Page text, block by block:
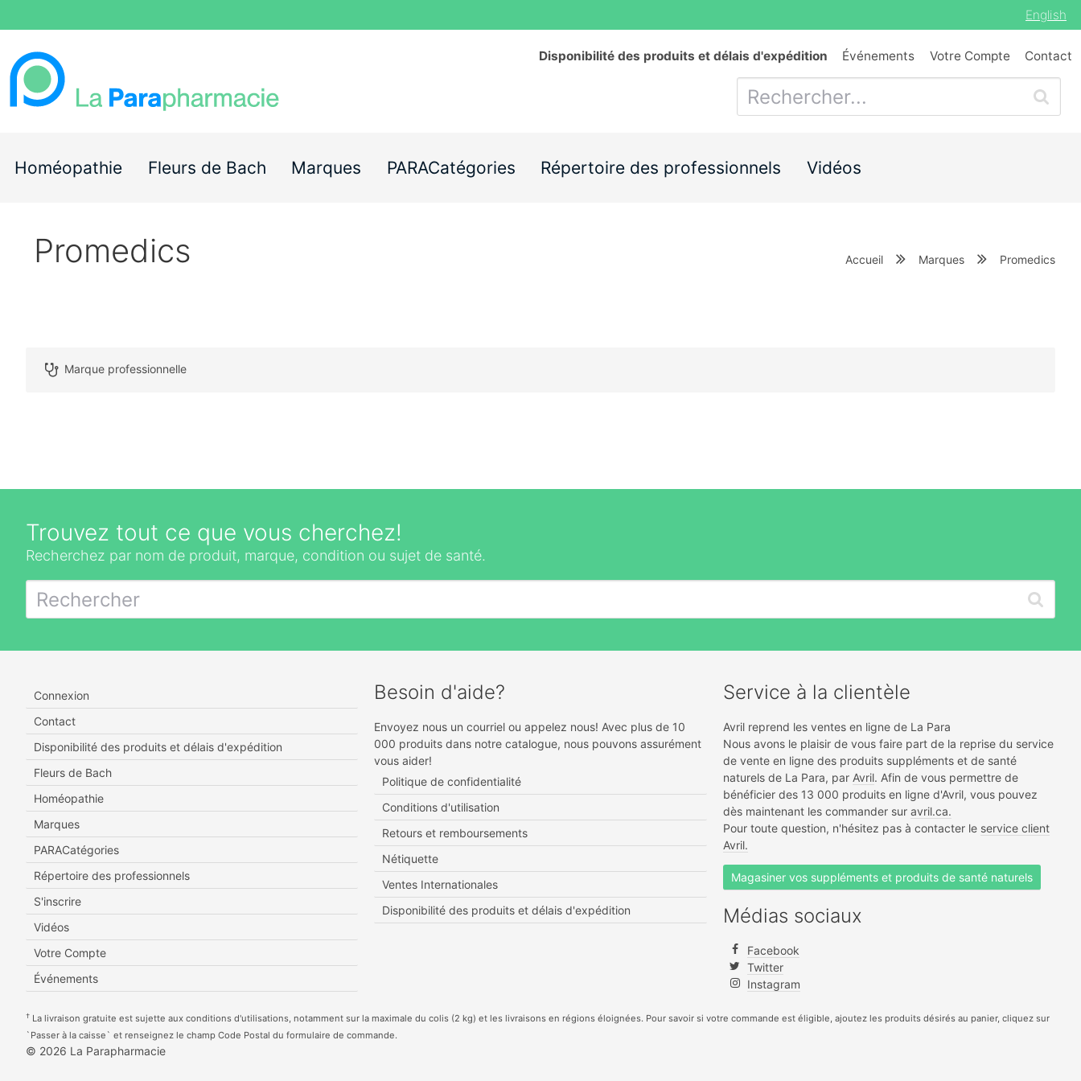
English
Disponibilité des produits et délais d'expédition Événements Votre Compte Contact
Homéopathie Fleurs de Bach Marques PARACatégories Répertoire des professionnels Vidéos
Promedics Accueil Marques Promedics
Marque professionnelle
Trouvez tout ce que vous cherchez!
Recherchez par nom de produit, marque, condition ou sujet de santé.
Connexion
Contact
Disponibilité des produits et délais d'expédition
Fleurs de Bach
Homéopathie
Marques
PARACatégories
Répertoire des professionnels
S'inscrire
Vidéos
Votre Compte
Événements
Besoin d'aide?
Envoyez nous un courriel ou appelez nous! Avec plus de 10
000 produits dans notre catalogue, nous pouvons assurément
vous aider!
Politique de confidentialité
Conditions d'utilisation
Retours et remboursements
Nétiquette
Ventes Internationales
Disponibilité des produits et délais d'expédition
Service à la clientèle
Avril reprend les ventes en ligne de La Para
Nous avons le plaisir de vous faire part de la reprise du service
de vente en ligne des produits suppléments et de santé
naturels de La Para, par Avril. Afin de vous permettre de
bénéficier des 13 000 produits en ligne d'Avril, vous pouvez
dès maintenant les commander sur avril.ca.
Pour toute question, n'hésitez pas à contacter le service client
Avril.
Magasiner vos suppléments et produits de santé naturels
Médias sociaux
Facebook
Twitter
Instagram
† La livraison gratuite est sujette aux conditions d'utilisations, notamment sur la maximale du colis (2 kg) et les livraisons en régions éloignées. Pour savoir si votre commande est éligible, ajoutez les produits désirés au panier, cliquez sur
`Passer à la caisse` et renseignez le champ Code Postal du formulaire de commande.
© 2026 La Parapharmacie